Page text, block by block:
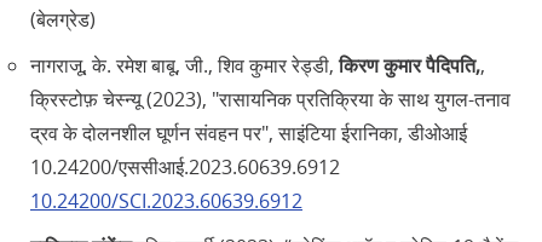
(बेलग्रेड)
नागराजू, के. रमेश बाबू, जी., शिव कुमार रेड्डी,किरण कुमार पैदिपति,,
क्रिस्टोफ़ चेस्न्यू (2023), "रासायनिक प्रतिक्रिया के साथ युगल-तनाव
द्रव के दोलनशील घूर्णन संवहन पर", साइंटिया ईरानिका, डीओआई
10.24200/एससीआई.2023.60639.6912
10.24200/SCI.2023.60639.6912